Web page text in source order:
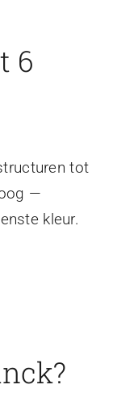
6
tot
—
kleur.